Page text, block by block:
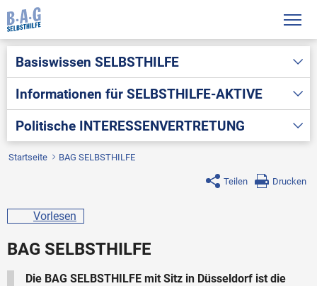
Basiswissen SELBSTHILFE
Informationen für SELBSTHILFE-AKTIVE
Politische INTERESSENVERTRETUNG
Startseite BAG SELBSTHILFE
Teilen Drucken
Vorlesen
BAG SELBSTHILFE
Die BAG SELBSTHILFE mit Sitz in Düsseldorf ist die